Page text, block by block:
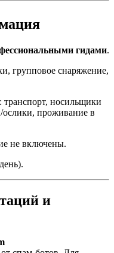
гидами.
групповое снаряжение,
транспорт, носильщики
ослики, проживание в
не включены.
и